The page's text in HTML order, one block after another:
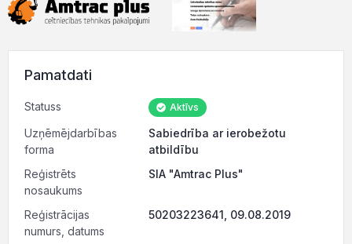
Pamatdati
Statuss Aktīvs
Uzņēmējdarbības
forma
Sabiedrība ar ierobežotu
atbildību
Reģistrēts
nosaukums
SIA "Amtrac Plus"
Reģistrācijas
numurs, datums
50203223641, 09.08.2019